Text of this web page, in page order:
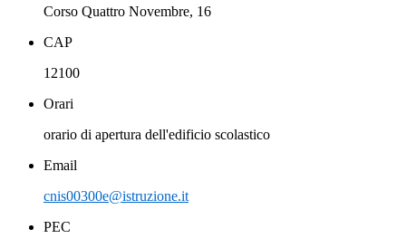
Corso Quattro Novembre, 16
CAP
12100
Orari
orario di apertura dell'edificio scolastico
Email
cnis00300e@istruzione.it
PEC